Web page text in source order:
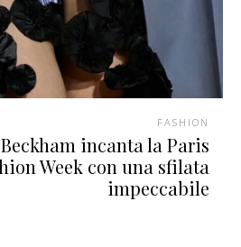
FASHION
incanta la Paris
Week con una sfilata
impeccabile